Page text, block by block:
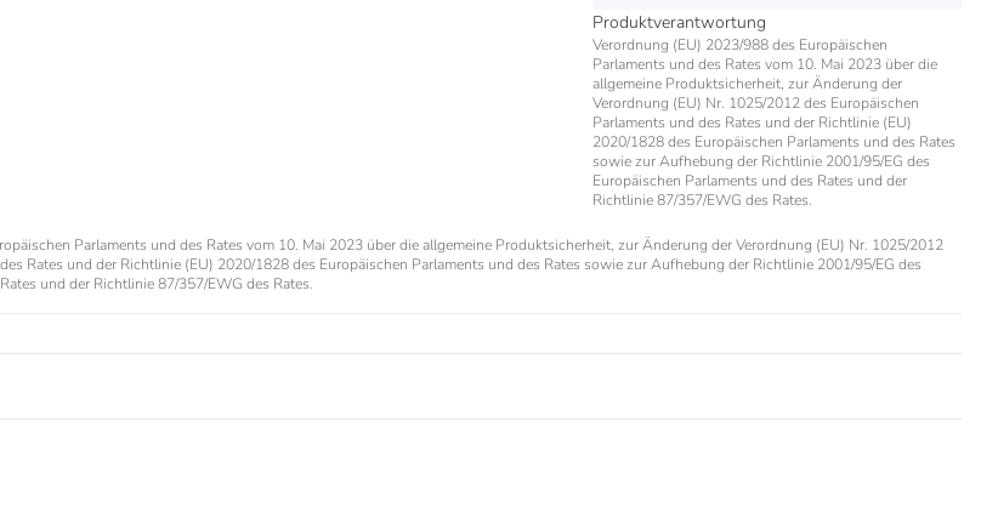
Produktverantwortung
Verordnung (EU) 2023/988 des Europäischen
Parlaments und des Rates vom 10. Mai 2023 über die
allgemeine Produktsicherheit, zur Änderung der
Verordnung (EU) Nr. 1025/2012 des Europäischen
Parlaments und des Rates und der Richtlinie (EU)
2020/1828 des Europäischen Parlaments und des Rates
sowie zur Aufhebung der Richtlinie 2001/95/EG des
Europäischen Parlaments und des Rates und der
Richtlinie 87/357/EWG des Rates.
Parlaments und des Rates vom 10. Mai 2023 über die allgemeine Produktsicherheit, zur Änderung der Verordnung (EU) Nr. 1025/2012
Rates und der Richtlinie (EU) 2020/1828 des Europäischen Parlaments und des Rates sowie zur Aufhebung der Richtlinie 2001/95/EG des
und der Richtlinie 87/357/EWG des Rates.